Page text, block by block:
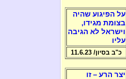
על הפיגוע שהיה
בצומת מגידו,
וישראל לא הגיבה
עליו
כ"ב בסיון/ 11.6.23
יצר הרע – זו